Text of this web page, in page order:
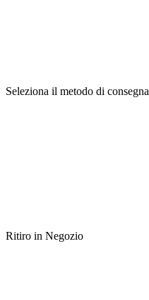
Seleziona il metodo di consegna
Ritiro in Negozio